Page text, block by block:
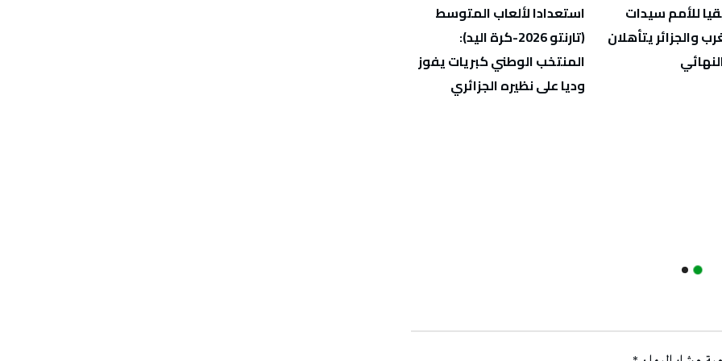
للأمم سيدات
والجزائر يتأهلان
استعدادا لألعاب المتوسط
(تارنتو 2026-كرة اليد):
المنتخب الوطني كبريات يفوز
وديا على نظيره الجزائري